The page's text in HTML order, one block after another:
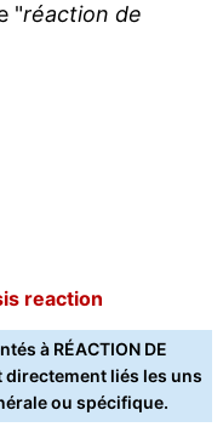
"réaction de
reaction
à RÉACTION DE
directement liés les uns
ou spécifique.